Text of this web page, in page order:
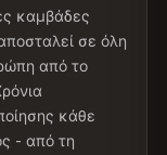
τοίχους και
της γέφυρας
για προσοχή.
κατόπιν
έως 160 cm
δωρεάν σε
- η έκπτωση
επόμενη
σας
καμβάδες
σε όλη
από το
κάθε
- από τη